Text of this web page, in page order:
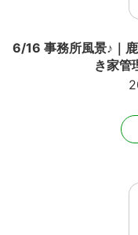
6/16 事務所風景♪｜
き家管